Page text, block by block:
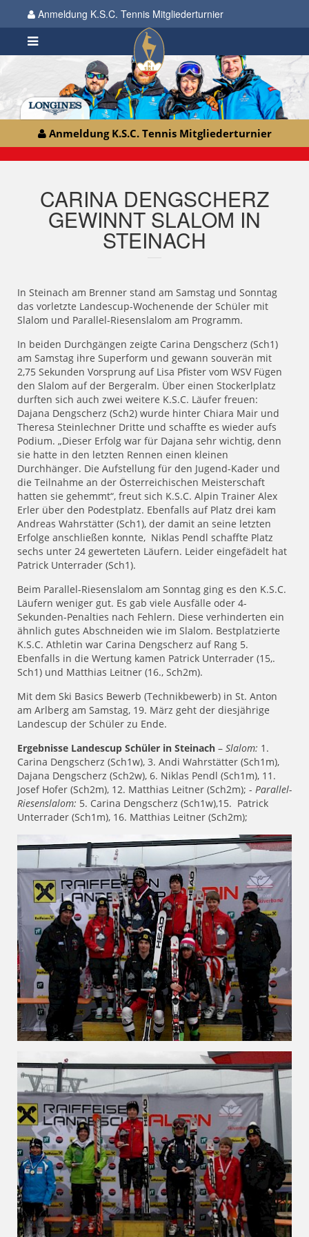
Anmeldung K.S.C. Tennis Mitgliederturnier
Anmeldung K.S.C. Tennis Mitgliederturnier
CARINA DENGSCHERZ
GEWINNT SLALOM IN
STEINACH
In Steinach am Brenner stand am Samstag und Sonntag
das vorletzte Landescup-Wochenende der Schüler mit
Slalom und Parallel-Riesenslalom am Programm.
In beiden Durchgängen zeigte Carina Dengscherz (Sch1)
am Samstag ihre Superform und gewann souverän mit
2,75 Sekunden Vorsprung auf Lisa Pfister vom WSV Fügen
den Slalom auf der Bergeralm. Über einen Stockerlplatz
durften sich auch zwei weitere K.S.C. Läufer freuen:
Dajana Dengscherz (Sch2) wurde hinter Chiara Mair und
Theresa Steinlechner Dritte und schaffte es wieder aufs
Podium. „Dieser Erfolg war für Dajana sehr wichtig, denn
sie hatte in den letzten Rennen einen kleinen
Durchhänger. Die Aufstellung für den Jugend-Kader und
die Teilnahme an der Österreichischen Meisterschaft
hatten sie gehemmt“, freut sich K.S.C. Alpin Trainer Alex
Erler über den Podestplatz. Ebenfalls auf Platz drei kam
Andreas Wahrstätter (Sch1), der damit an seine letzten
Erfolge anschließen konnte, Niklas Pendl schaffte Platz
sechs unter 24 gewerteten Läufern. Leider eingefädelt hat
Patrick Unterrader (Sch1).
Beim Parallel-Riesenslalom am Sonntag ging es den K.S.C.
Läufern weniger gut. Es gab viele Ausfälle oder 4-
Sekunden-Penalties nach Fehlern. Diese verhinderten ein
ähnlich gutes Abschneiden wie im Slalom. Bestplatzierte
K.S.C. Athletin war Carina Dengscherz auf Rang 5.
Ebenfalls in die Wertung kamen Patrick Unterrader (15,.
Sch1) und Matthias Leitner (16., Sch2m).
Mit dem Ski Basics Bewerb (Technikbewerb) in St. Anton
am Arlberg am Samstag, 19. März geht der diesjährige
Landescup der Schüler zu Ende.
Ergebnisse Landescup Schüler in Steinach – Slalom: 1.
Carina Dengscherz (Sch1w), 3. Andi Wahrstätter (Sch1m),
Dajana Dengscherz (Sch2w), 6. Niklas Pendl (Sch1m), 11.
Josef Hofer (Sch2m), 12. Matthias Leitner (Sch2m); - Parallel-
Riesenslalom: 5. Carina Dengscherz (Sch1w),15. Patrick
Unterrader (Sch1m), 16. Matthias Leitner (Sch2m);